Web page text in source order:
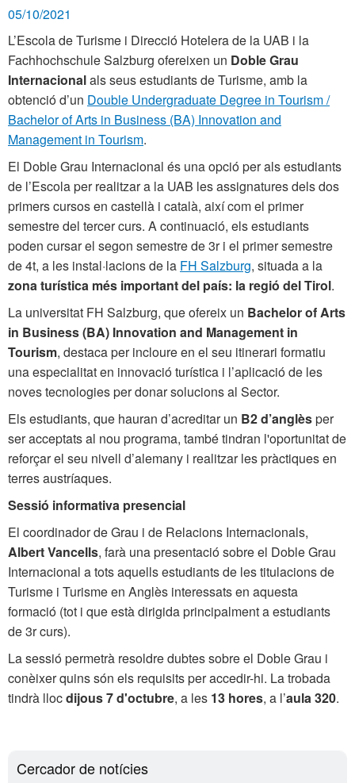
05/10/2021
L’Escola de Turisme i Direcció Hotelera de la UAB i la
Fachhochschule Salzburg ofereixen un Doble Grau
Internacionalals seus estudiants de Turisme, amb la
obtenció d’un Double Undergraduate Degree in Tourism /
Bachelor of Arts in Business (BA) Innovation and
Management in Tourism.
El Doble Grau Internacional és una opció per als estudiants
de l’Escola per realitzar a la UAB les assignatures dels dos
primers cursos en castellà i català, així com el primer
semestre del tercer curs. A continuació, els estudiants
poden cursar el segon semestre de 3r i el primer semestre
de 4t, a les instal·lacions de la FH Salzburg, situada a la
zona turística més important del país: la regió del Tirol.
La universitat FH Salzburg, que ofereix un Bachelor of Arts
in Business (BA) Innovation and Management in
Tourism, destaca per incloure en el seu itinerari formatiu
una especialitat en innovació turística i l’aplicació de les
noves tecnologies per donar solucions al Sector.
Els estudiants, que hauran d’acreditar un B2 d’anglèsper
ser acceptats al nou programa, també tindran l'oportunitat de
reforçar el seu nivell d’alemany i realitzar les pràctiques en
terres austríaques.
Sessió informativa presencial
El coordinador de Grau i de Relacions Internacionals,
Albert Vancells, farà una presentació sobre el Doble Grau
Internacional a tots aquells estudiants de les titulacions de
Turisme i Turisme en Anglès interessats en aquesta
formació (tot i que està dirigida principalment a estudiants
de 3r curs).
La sessió permetrà resoldre dubtes sobre el Doble Grau i
conèixer quins són els requisits per accedir-hi. La trobada
tindrà llocdijous 7 d'octubre, a les 13 hores, a l’aula 320.
Cercador de notícies